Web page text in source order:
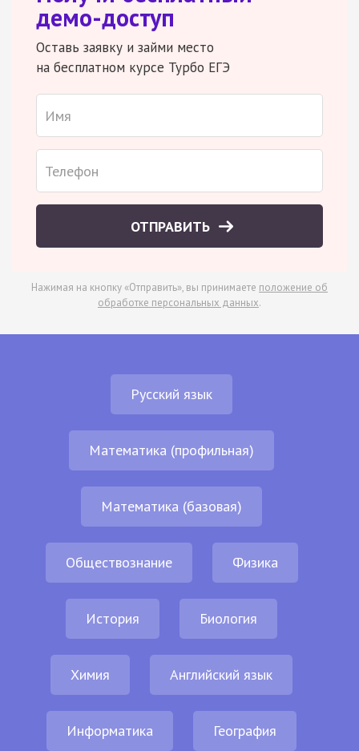
демо-доступ
Оставь заявку и займи место
на бесплатном курсе Турбо ЕГЭ
ОТПРАВИТЬ
Нажимая на кнопку «Отправить», вы принимаете положение об
обработке персональных данных.
Русский язык
Математика (профильная)
Математика (базовая)
Обществознание Физика
История Биология
Химия Английский язык
Информатика География